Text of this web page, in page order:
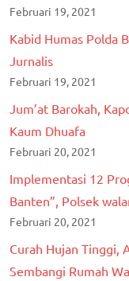
Februari 19, 2021
Kabid Humas Polda
Jurnalis
Februari 19, 2021
Jum’at Barokah,
Kaum Dhuafa
Februari 20, 2021
Implementasi 12
Banten”, Polsek
Februari 20, 2021
Curah Hujan Tinggi,
Sembangi Rumah